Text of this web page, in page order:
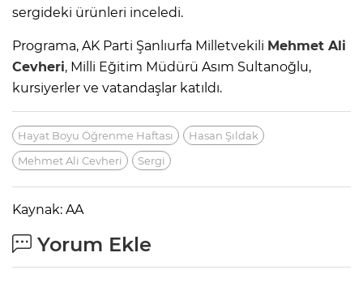
sergideki ürünleri inceledi.
Programa, AK Parti Şanlıurfa Milletvekili Mehmet Ali
Cevheri, Milli Eğitim Müdürü Asım Sultanoğlu,
kursiyerler ve vatandaşlar katıldı.
Hayat Boyu Öğrenme Haftası
Hasan Şıldak
Mehmet Ali Cevheri
Sergi
Kaynak: AA
Yorum Ekle